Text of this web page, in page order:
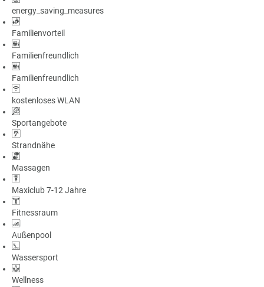
energy_saving_measures
Familienvorteil
Familienfreundlich
Familienfreundlich
kostenloses WLAN
Sportangebote
Strandnähe
Massagen
Maxiclub 7-12 Jahre
Fitnessraum
Außenpool
Wassersport
Wellness